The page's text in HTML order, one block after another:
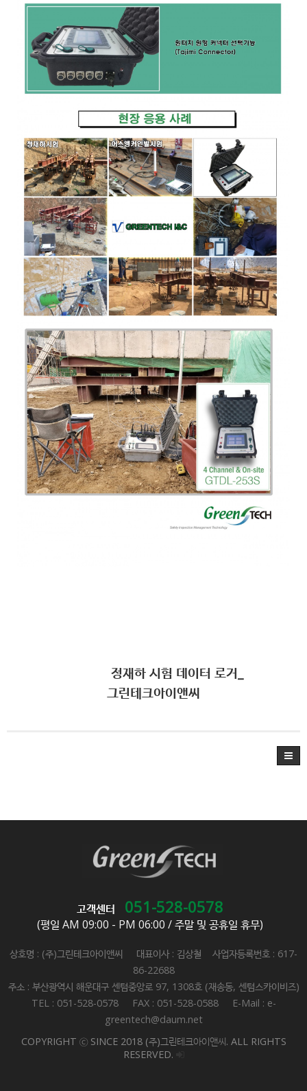
정재하 시험 데이터 로거_
그린테크아이앤씨
고객센터 051-528-0578
(평일 AM 09:00 - PM 06:00 / 주말 및 공휴일 휴무)
상호명 : (주)그린테크아이앤씨 대표이사 : 김상철 사업자등록번호 : 617-
86-22688
주소 : 부산광역시 해운대구 센텀중앙로 97, 1308호 (재송동, 센텀스카이비즈)
TEL : 051-528-0578 FAX : 051-528-0588 E-Mail : e-
greentech@daum.net
COPYRIGHT ⓒ SINCE 2018 (주)그린테크아이앤씨. ALL RIGHTS
RESERVED.